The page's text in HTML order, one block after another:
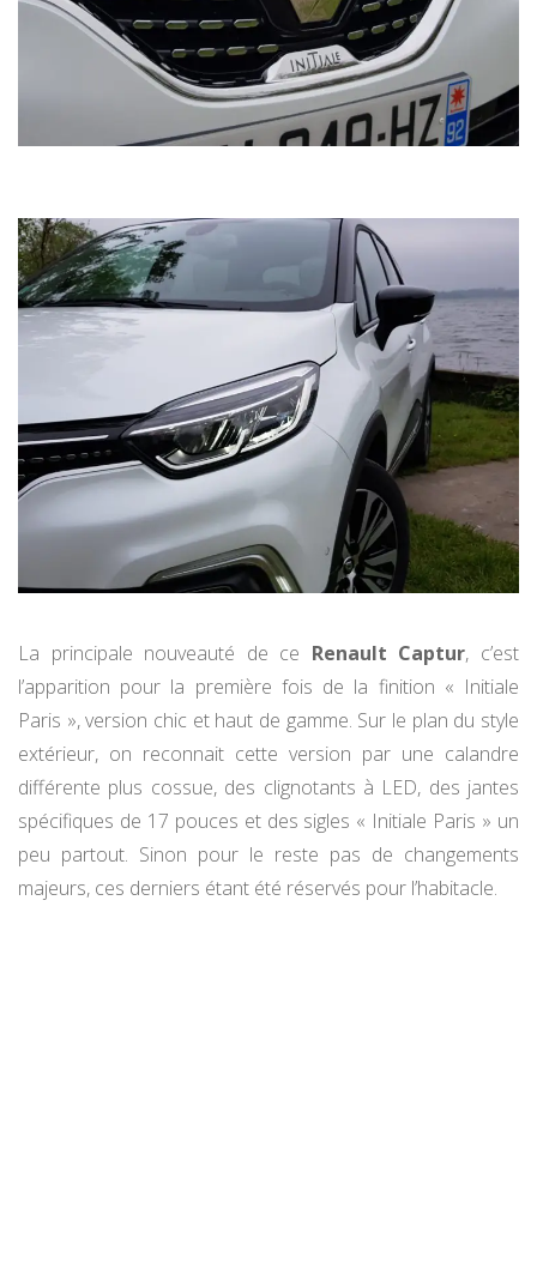
La principale nouveauté de ce Renault Captur, c’est
l’apparition pour la première fois de la finition « Initiale
Paris », version chic et haut de gamme. Sur le plan du style
extérieur, on reconnait cette version par une calandre
différente plus cossue, des clignotants à LED, des jantes
spécifiques de 17 pouces et des sigles « Initiale Paris » un
peu partout. Sinon pour le reste pas de changements
majeurs, ces derniers étant été réservés pour l’habitacle.